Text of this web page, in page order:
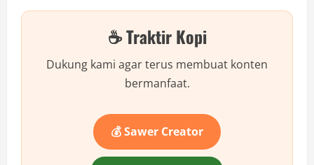
☕ Traktir Kopi
Dukung kami agar terus membuat konten
bermanfaat.
💰 Sawer Creator